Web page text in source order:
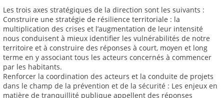
Les trois axes stratégiques de la direction sont les suivants :
Construire une stratégie de résilience territoriale : la
multiplication des crises et l’augmentation de leur intensité
nous conduisent à mieux identifier les vulnérabilités de notre
territoire et à construire des réponses à court, moyen et long
terme en y associant tous les acteurs concernés à commencer
par les habitants.
Renforcer la coordination des acteurs et la conduite de projets
dans le champ de la prévention et de la sécurité : Les enjeux en
matière de tranquillité publique appellent des réponses